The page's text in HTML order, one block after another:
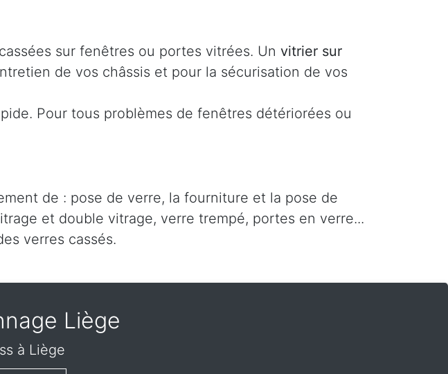
sur fenêtres ou portes vitrées. Un vitrier sur
de vos châssis et pour la sécurisation de vos
Pour tous problèmes de fenêtres détériorées ou
de : pose de verre, la fourniture et la pose de
et double vitrage, verre trempé, portes en verre...
verres cassés.
Liège
à Liège